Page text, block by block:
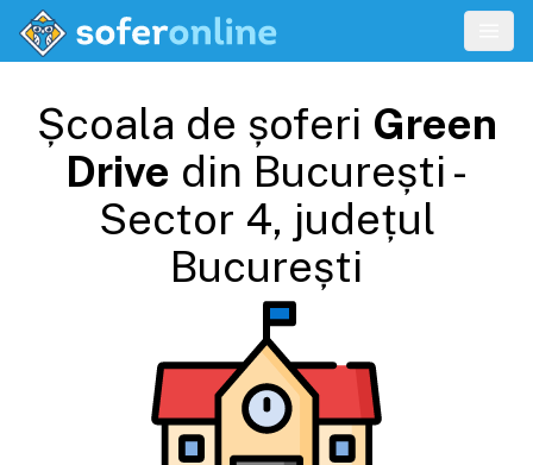
Școala de șoferi Green
Drive din București -
Sector 4, județul
București